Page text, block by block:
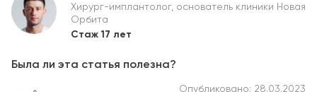
Хирург-имплантолог, основатель клиники Новая
Орбита
Стаж 17 лет
Была ли эта статья полезна?
Опубликовано: 28.03.2023